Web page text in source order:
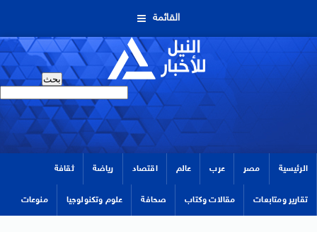
القائمة
الرئيسية مصر عرب عالم اقتصاد رياضة ثقافة
تقارير ومتابعات مقالات وكتاب صحافة علوم وتكنولوجيا منوعات